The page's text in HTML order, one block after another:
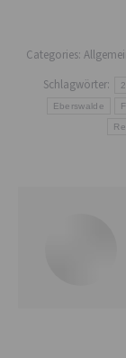
Categories:
Schlagwörter:
Eberswalde